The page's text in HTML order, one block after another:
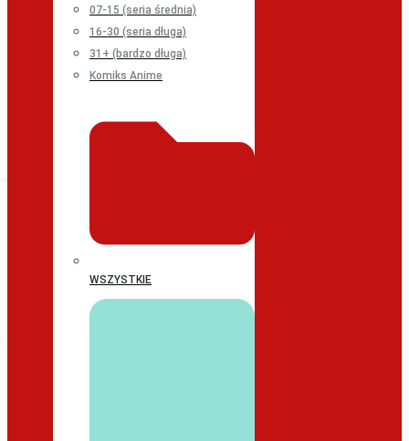
07-15 (seria średnia)
16-30 (seria długa)
31+ (bardzo długa)
Komiks Anime
WSZYSTKIE